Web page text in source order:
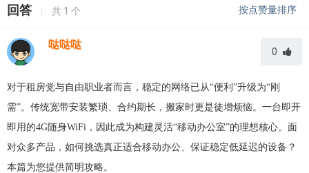
回答 | 共 1 个 按点赞量排序
哒哒哒
0
对于租房党与自由职业者而言，稳定的网络已从“便利”升级为“刚
需”。传统宽带安装繁琐、合约期长，搬家时更是徒增烦恼。一台即开
即用的4G随身WiFi，因此成为构建灵活“移动办公室”的理想核心。面
对众多产品，如何挑选真正适合移动办公、保证稳定低延迟的设备？
本篇为您提供简明攻略。